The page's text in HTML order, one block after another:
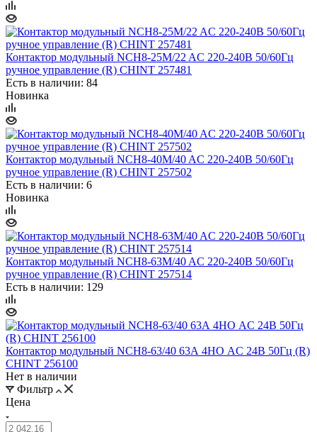
Контактор модульный NCH8-25M/22 AC 220-240В 50/60Гц
ручное управление (R) CHINT 257481
Есть в наличии: 84
Новинка
Контактор модульный NCH8-40M/40 AC 220-240В 50/60Гц
ручное управление (R) CHINT 257502
Есть в наличии: 6
Новинка
Контактор модульный NCH8-63M/40 AC 220-240В 50/60Гц
ручное управление (R) CHINT 257514
Есть в наличии: 129
Контактор модульный NCH8-63/40 63А 4НО AC 24В 50Гц (R)
CHINT 256100
Нет в наличии
Фильтр
Цена